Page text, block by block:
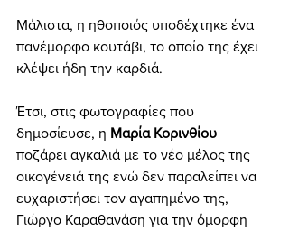
Μάλιστα, η ηθοποιός υποδέχτηκε ένα
πανέμορφο κουτάβι, το οποίο της έχει
κλέψει ήδη την καρδιά.
Έτσι, στις φωτογραφίες που
δημοσίευσε, η Μαρία Κορινθίου
ποζάρει αγκαλιά με το νέο μέλος της
οικογένειά της ενώ δεν παραλείπει να
ευχαριστήσει τον αγαπημένο της,
Γιώργο Καραθανάση για την όμορφη